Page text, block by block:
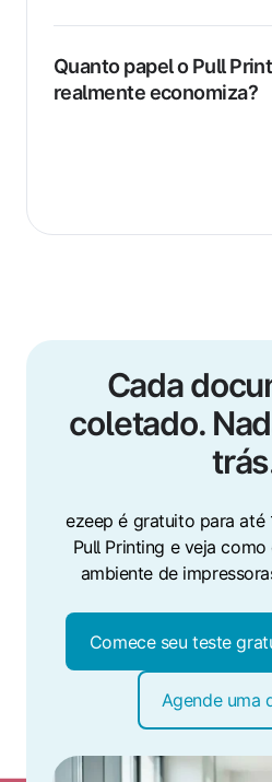
Quanto papel o Pull
realmente economiza?
Cada
coletado.
ezeep é gratuito para até
Pull Printing e veja
ambiente de
Comece seu teste
Agende uma